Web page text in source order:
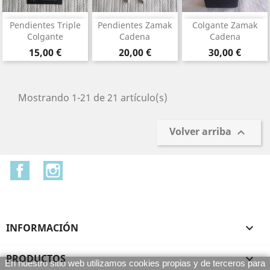
Pendientes Triple
Colgante
Precio
15,00 €
Pendientes Zamak
Cadena
Precio
20,00 €
Colgante Zamak
Cadena
Precio
30,00 €
Mostrando 1-21 de 21 artículo(s)
Volver arriba 
Facebook
INFORMACIÓN 
PRODUCTOS 
En nuestro sitio web utilizamos cookies propias y de terceros para